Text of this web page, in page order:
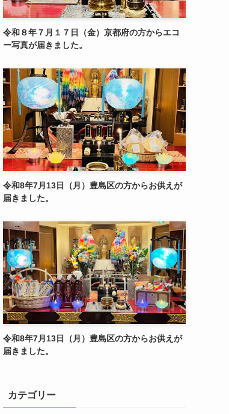
令和８年７月１７日（金）京都府の方からエコ
ー写真が届きました。
令和8年7月13日（月）豊島区の方からお供えが
届きました。
令和8年7月13日（月）豊島区の方からお供えが
届きました。
カテゴリー